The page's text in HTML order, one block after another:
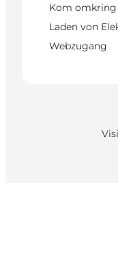
Kom omkring
Laden von
Webzugang